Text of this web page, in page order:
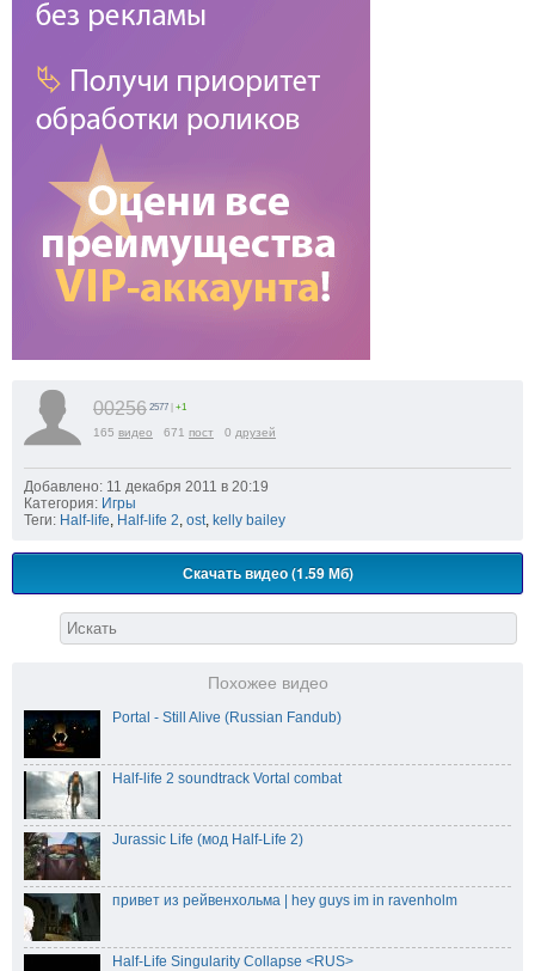
00256 2577 | +1
165 видео 671 пост 0 друзей
Добавлено: 11 декабря 2011 в 20:19
Категория: Игры
Теги: Half-life Half-life 2 ost kelly bailey
Скачать видео (1.59 Мб)
Похожее видео
Portal - Still Alive (Russian Fandub)
Half-life 2 soundtrack Vortal combat
Jurassic Life (мод Half-Life 2)
привет из рейвенхольма | hey guys im in ravenholm
Half-Life Singularity Collapse <RUS>